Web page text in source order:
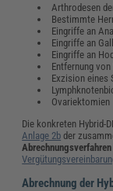
Arthrodesen
Bestimmte
Eingriffe an
Eingriffe an
Eingriffe an
Entfernung
Exzision eines
Ovariektomien
Die konkreten Hybrid-
Anlage 2b der
Abrechnungsverfahren
Abrechnung der